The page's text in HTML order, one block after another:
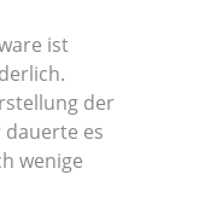
ist
der
es
wenige